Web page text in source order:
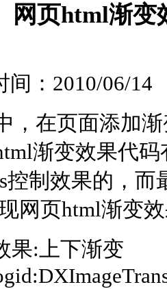
网页html渐变
间：2010/06/
，在页面添加
渐变效果代
控制效果的，
网页html渐变
果:上下渐变